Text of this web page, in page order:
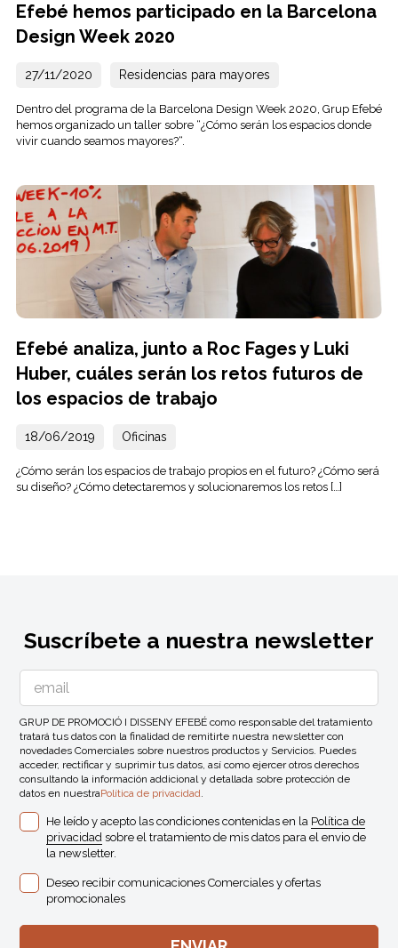
Efebé hemos participado en la Barcelona
Design Week 2020
27/11/2020 Residencias para mayores
Dentro del programa de la Barcelona Design Week 2020, Grup Efebé
hemos organizado un taller sobre “¿Cómo serán los espacios donde
vivir cuando seamos mayores?“.
Efebé analiza, junto a Roc Fages y Luki
Huber, cuáles serán los retos futuros de
los espacios de trabajo
18/06/2019 Oficinas
¿Cómo serán los espacios de trabajo propios en el futuro? ¿Cómo será
su diseño? ¿Cómo detectaremos y solucionaremos los retos […]
Suscríbete a nuestra newsletter
GRUP DE PROMOCIÓ I DISSENY EFEBÉ como responsable del tratamiento
tratará tus datos con la finalidad de remitirte nuestra newsletter con
novedades Comerciales sobre nuestros productos y Servicios. Puedes
acceder, rectificar y suprimir tus datos, así como ejercer otros derechos
consultando la información addicional y detallada sobre protección de
datos en nuestraPolítica de privacidad.
He leído y acepto las condiciones contenidas en la Política de
privacidad sobre el tratamiento de mis datos para el envio de
la newsletter.
Deseo recibir comunicaciones Comerciales y ofertas
promocionales